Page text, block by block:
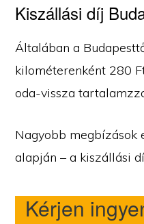
Kiszállási díj
Általában a
kilométerenként 280
oda-vissza
Nagyobb megbízások
alapján – a kiszállási
Kérjen